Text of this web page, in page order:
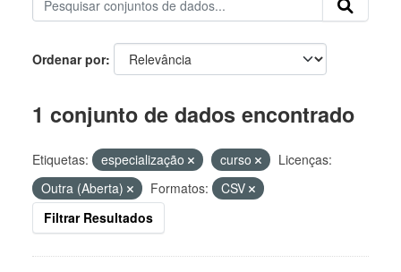
Ordenar por
1 conjunto de dados encontrado
Etiquetas: especialização curso
Licenças:
Outra (Aberta)
Formatos:
CSV
Filtrar Resultados